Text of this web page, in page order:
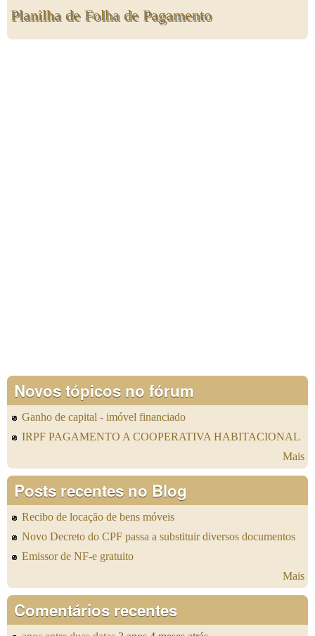
Planilha de Folha de Pagamento
Novos tópicos no fórum
Ganho de capital - imóvel financiado
IRPF PAGAMENTO A COOPERATIVA HABITACIONAL
Mais
Posts recentes no Blog
Recibo de locação de bens móveis
Novo Decreto do CPF passa a substituir diversos documentos
Emissor de NF-e gratuito
Mais
Comentários recentes